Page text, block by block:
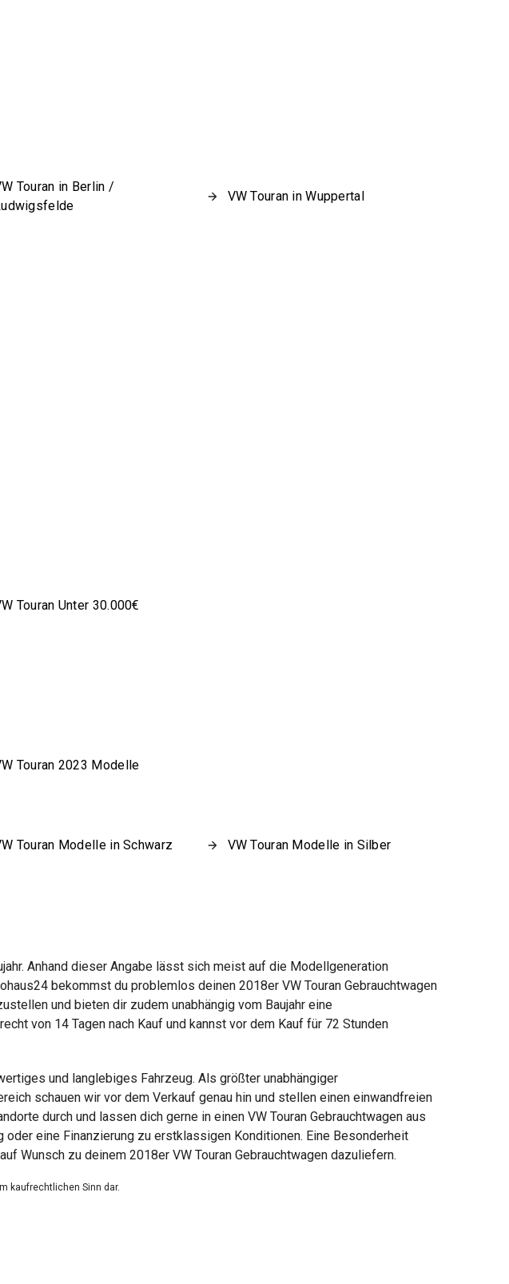
Touran in Berlin /
VW Touran in Wuppertal
Touran Unter 30.000€
Touran 2023 Modelle
Touran Modelle in Schwarz
VW Touran Modelle in Silber
Anhand dieser Angabe lässt sich meist auf die Modellgeneration
bekommst du problemlos deinen 2018er VW Touran Gebrauchtwagen
und bieten dir zudem unabhängig vom Baujahr eine
von 14 Tagen nach Kauf und kannst vor dem Kauf für 72 Stunden
und langlebiges Fahrzeug. Als größter unabhängiger
schauen wir vor dem Verkauf genau hin und stellen einen einwandfreien
durch und lassen dich gerne in einen VW Touran Gebrauchtwagen aus
eine Finanzierung zu erstklassigen Konditionen. Eine Besonderheit
Wunsch zu deinem 2018er VW Touran Gebrauchtwagen dazuliefern.
kaufrechtlichen Sinn dar.